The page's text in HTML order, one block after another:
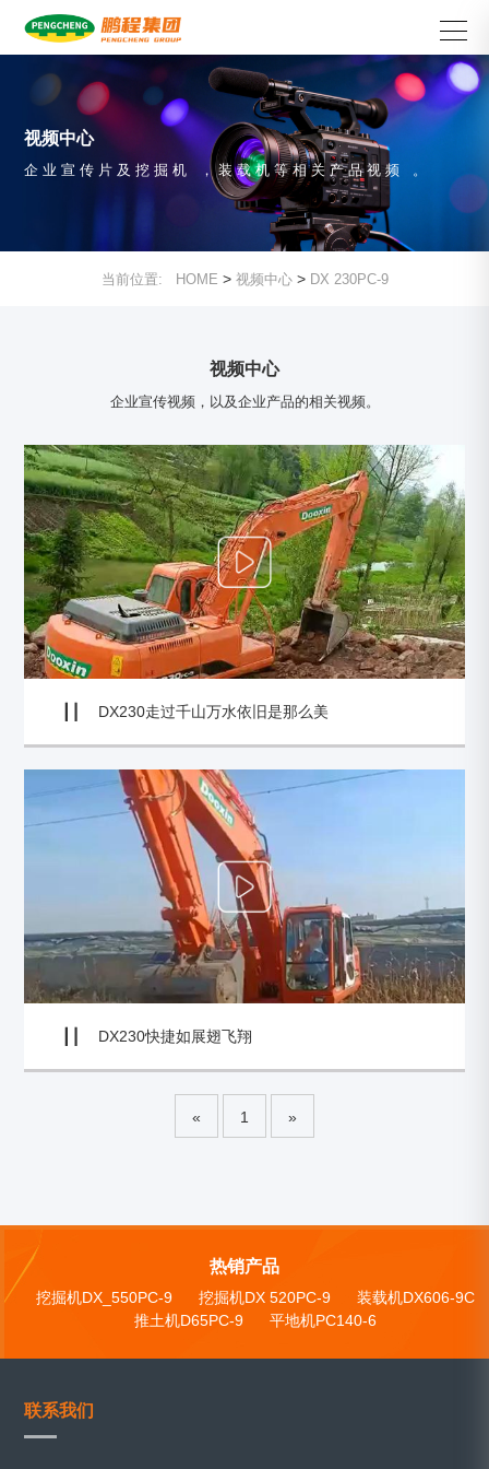
视频中心
企业宣传片及挖掘机，装载机等相关产品视频。
当前位置: HOME > 视频中心> DX 230PC-9
视频中心
企业宣传视频，以及企业产品的相关视频。
DX230走过千山万水依旧是那么美
DX230快捷如展翅飞翔
« 1 »
热销产品
挖掘机DX_550PC-9 挖掘机DX 520PC-9
装载机DX606-9C
推土机D65PC-9
平地机PC140-6
联系我们